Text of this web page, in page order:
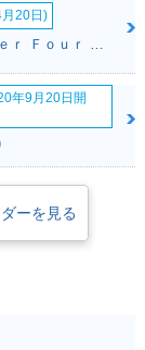
20日)
年9月20日開
ーを見る